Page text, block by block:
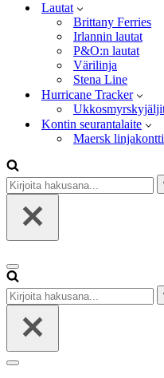
Lautat
Brittany Ferries
Irlannin lautat
P&O:n lautat
Värilinja
Stena Line
Hurricane Tracker
Kontin seurantalaite
Maersk linjakontti
Kirjoita
hakusana...
Valikko
Kirjoita
hakusana...
Valikko